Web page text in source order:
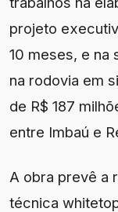
projeto
10 meses, e na
na rodovia em
de R$ 187
entre Imbaú e
A obra prevê a
técnica